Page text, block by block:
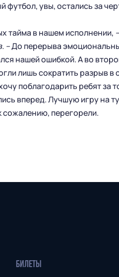
футбол, увы, остались за
тайма в нашем исполнении,
–До перерыва
нашей ошибкой. А во
лишь сократить разрыв в
поблагодарить ребят за
вперед. Лучшую игру на
сожалению, перегорели.
ГЛАВНАЯ
НОВОСТИ
СТАДИОН
БИЛЕТЫ